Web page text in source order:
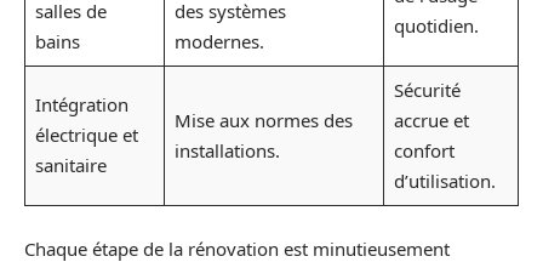
salles de
bains
des systèmes
modernes.
quotidien.
Intégration
électrique et
sanitaire
Mise aux normes des
installations.
Sécurité
accrue et
confort
d’utilisation.
Chaque étape de la rénovation est minutieusement